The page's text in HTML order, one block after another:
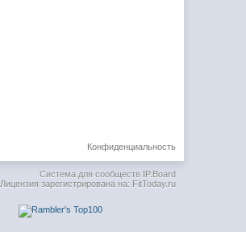
Конфиденциальность
Система для сообществ IP.Board
Лицензия зарегистрирована на: FitToday.ru